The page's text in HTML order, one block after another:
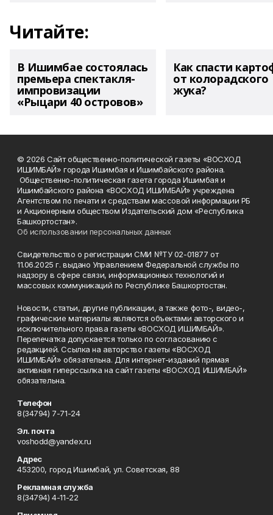
Читайте:
В Ишимбае состоялась
премьера спектакля-
импровизации
«Рыцари 40 островов»
Как спасти
от колорадского
жука?
© 2026 Сайт общественно-политической газеты «ВОСХОД
ИШИМБАЙ» города Ишимбая и Ишимбайского района.
Общественно-политическая газета города Ишимбая и
Ишимбайского района «ВОСХОД ИШИМБАЙ» учреждена
Агентством по печати и средствам массовой информации РБ
и Акционерным обществом Издательский дом «Республика
Башкортостан».
Об использовании персональных данных
Свидетельство о регистрации СМИ №ТУ 02-01877 от
11.06.2025 г. выдано Управлением Федеральной службы по
надзору в сфере связи, информационных технологий и
массовых коммуникаций по Республике Башкортостан.
Новости, статьи, другие публикации, а также фото-, видео-,
графические материалы являются объектами авторского и
исключительного права газеты «ВОСХОД ИШИМБАЙ».
Перепечатка допускается только по согласованию с
редакцией. Ссылка на авторство газеты «ВОСХОД
ИШИМБАЙ» обязательна. Для интернет-изданий прямая
активная гиперссылка на сайт газеты «ВОСХОД ИШИМБАЙ»
обязательна.
Телефон
8(34794) 7-71-24
Эл. почта
voshodd@yandex.ru
Адрес
453200, город Ишимбай, ул. Советская, 88
Рекламная служба
8(34794) 4-11-22